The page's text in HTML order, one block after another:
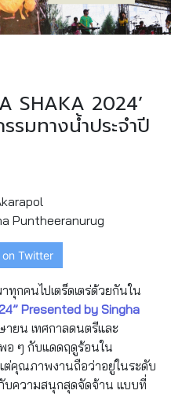
SHAKA 2024’
รมทางน้ำประจำปี
Puntheeranurug
on Twitter
ทุกคนไปเตร็ดเตร่ด้วยกันใน
Presented by Singha
ายน เทศกาลดนตรีและ
อ ๆ กับแดดฤดูร้อนใน
ต่คุณภาพงานถือว่าอยู่ในระดับ
บความสนุกสุดจัดจ้าน แบบที่